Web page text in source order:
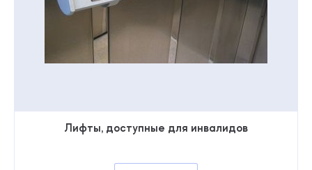
Лифты, доступные для инвалидов